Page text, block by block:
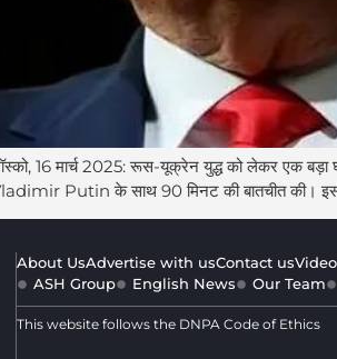
16 मार्च 2025: रूस-यूक्रेन युद्ध को लेकर
Vladimir Putin के साथ 90 मिनट की बातचीत की।
About UsAdvertise with usContact us
ASH Group
English News Our Team
This website follows the DNPA Code of Ethics